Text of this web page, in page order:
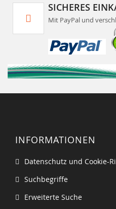
SICHERES
Mit PayPal und
INFORMATIONEN
Datenschutz und Cookie-
Suchbegriffe
Erweiterte Suche